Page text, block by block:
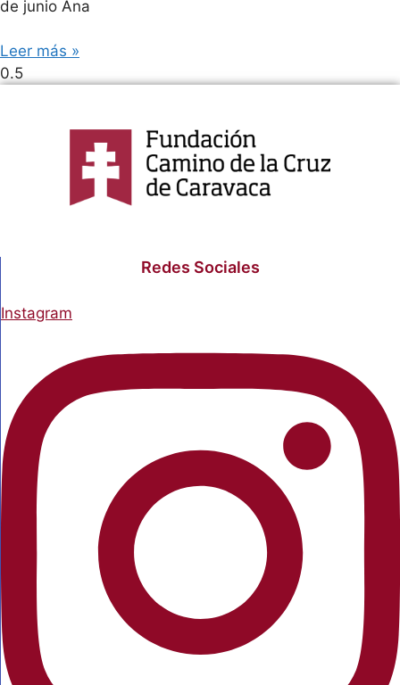
de junio Ana
Leer más »
Redes Sociales
Instagram